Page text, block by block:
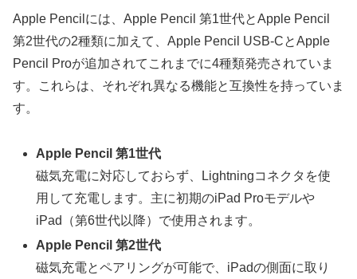
Apple Pencilには、Apple Pencil 第1世代とApple Pencil
第2世代の2種類に加えて、Apple Pencil USB-CとApple
Pencil Proが追加されてこれまでに4種類発売されていま
す。これらは、それぞれ異なる機能と互換性を持っていま
す。
Apple Pencil 第1世代
磁気充電に対応しておらず、Lightningコネクタを使
用して充電します。主に初期のiPad Proモデルや
iPad（第6世代以降）で使用されます。
Apple Pencil 第2世代
磁気充電とペアリングが可能で、iPadの側面に取り